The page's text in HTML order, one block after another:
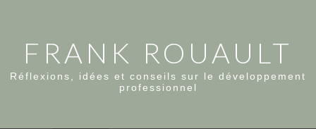
FRANK ROUAULT
Réflexions, idées et conseils sur le développement
professionnel